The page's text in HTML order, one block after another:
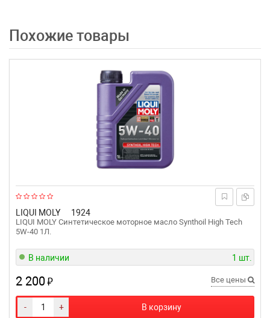
Похожие товары
LIQUI MOLY 1924
LIQUI MOLY Синтетическое моторное масло Synthoil High Tech
5W-40 1Л.
В наличии 1 шт.
2 200₽ Все цены
- + В корзину